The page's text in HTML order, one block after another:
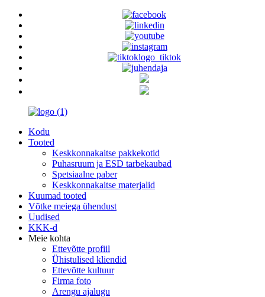
Kodu
Tooted
Keskkonnakaitse pakkekotid
Puhasruum ja ESD tarbekaubad
Spetsiaalne paber
Keskkonnakaitse materjalid
Kuumad tooted
Võtke meiega ühendust
Uudised
KKK-d
Meie kohta
Ettevõtte profiil
Ühistulised kliendid
Ettevõtte kultuur
Firma foto
Arengu ajalugu